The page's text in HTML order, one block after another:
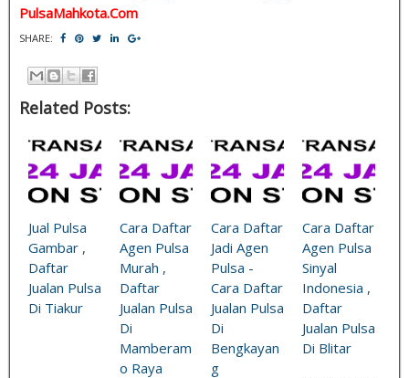
PulsaMahkota.Com
SHARE:
Related Posts:
Jual Pulsa
Gambar ,
Daftar
Jualan Pulsa
Di Tiakur
Cara Daftar
Agen Pulsa
Murah ,
Daftar
Jualan Pulsa
Di
Mamberam
o Raya
Cara Daftar
Jadi Agen
Pulsa -
Cara Daftar
Jualan Pulsa
Di
Bengkayan
g
Cara Daftar
Agen Pulsa
Sinyal
Indonesia ,
Daftar
Jualan Pulsa
Di Blitar